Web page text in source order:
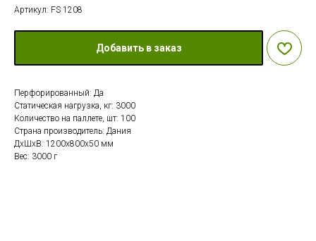
Артикул: FS 1208
Добавить в заказ
Перфорированный: Да
Статическая нагрузка, кг: 3000
Количество на паллете, шт: 100
Страна производитель: Дания
ДxШxВ: 1200x800x50 мм
Вес: 3000 г